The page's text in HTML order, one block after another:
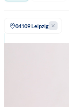
04109 Leipzig